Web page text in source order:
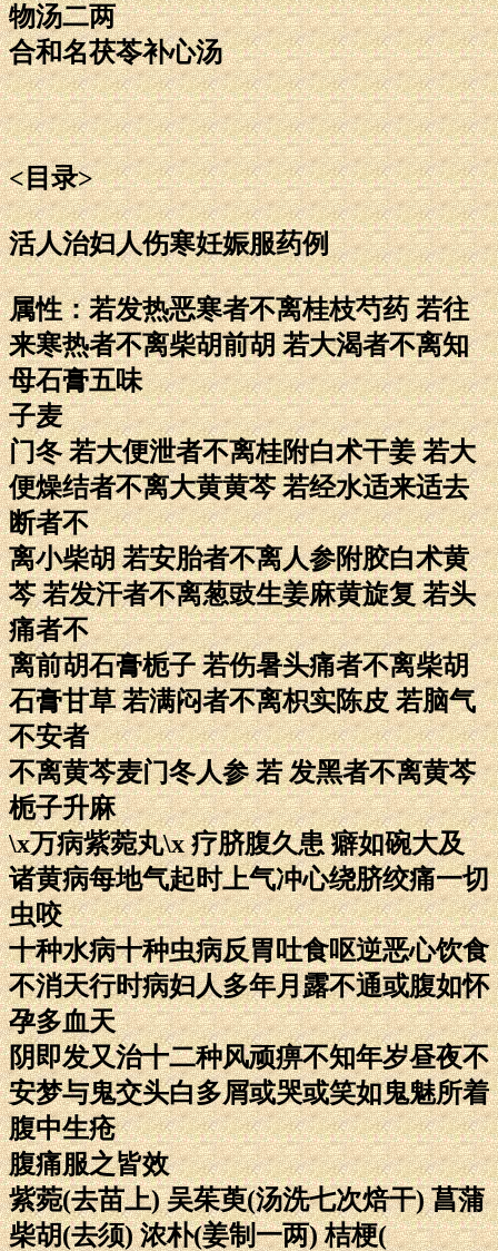
物汤二两
合和名茯苓补心汤
<目录>
活人治妇人伤寒妊娠服药例
属性：若发热恶寒者不离桂枝芍药 若往
来寒热者不离柴胡前胡 若大渴者不离知
母石膏五味
子麦
门冬 若大便泄者不离桂附白术干姜 若大
便燥结者不离大黄黄芩 若经水适来适去
断者不
离小柴胡 若安胎者不离人参附胶白术黄
芩 若发汗者不离葱豉生姜麻黄旋复 若头
痛者不
离前胡石膏栀子 若伤暑头痛者不离柴胡
石膏甘草 若满闷者不离枳实陈皮 若脑气
不安者
不离黄芩麦门冬人参 若 发黑者不离黄芩
栀子升麻
\x万病紫菀丸\x 疗脐腹久患 癖如碗大及
诸黄病每地气起时上气冲心绕脐绞痛一切
虫咬
十种水病十种虫病反胃吐食呕逆恶心饮食
不消天行时病妇人多年月露不通或腹如怀
孕多血天
阴即发又治十二种风顽痹不知年岁昼夜不
安梦与鬼交头白多屑或哭或笑如鬼魅所着
腹中生疮
腹痛服之皆效
紫菀(去苗上) 吴茱萸(汤洗七次焙干) 菖蒲
柴胡(去须) 浓朴(姜制一两) 桔梗(